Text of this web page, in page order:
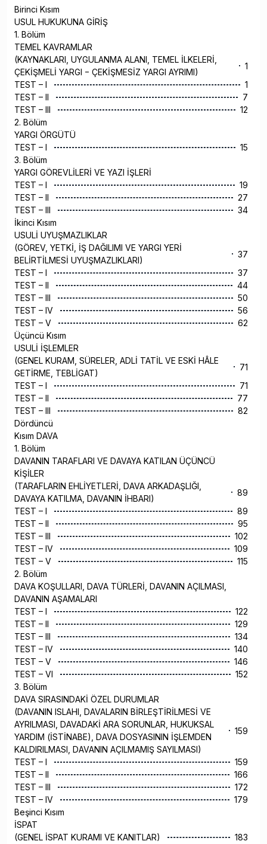
Birinci Kısım
USUL HUKUKUNA GİRİŞ
1. Bölüm
TEMEL KAVRAMLAR
(KAYNAKLARI, UYGULANMA ALANI, TEMEL İLKELERİ,
ÇEKİŞMELİ YARGI − ÇEKİŞMESİZ YARGI AYRIMI)
1
TEST – I
1
TEST – II
7
TEST – III
12
2. Bölüm
YARGI ÖRGÜTÜ
TEST – I
15
3. Bölüm
YARGI GÖREVLİLERİ VE YAZI İŞLERİ
TEST – I
19
TEST – II
27
TEST – III
34
İkinci Kısım
USULİ UYUŞMAZLIKLAR
(GÖREV, YETKİ, İŞ DAĞILIMI VE YARGI YERİ
BELİRTİLMESİ UYUŞMAZLIKLARI)
37
TEST – I
37
TEST – II
44
TEST – III
50
TEST – IV
56
TEST – V
62
Üçüncü Kısım
USULİ İŞLEMLER
(GENEL KURAM, SÜRELER, ADLİ TATİL VE ESKİ HÂLE
GETİRME, TEBLİGAT)
71
TEST – I
71
TEST – II
77
TEST – III
82
Dördüncü
Kısım DAVA
1. Bölüm
DAVANIN TARAFLARI VE DAVAYA KATILAN ÜÇÜNCÜ
KİŞİLER
(TARAFLARIN EHLİYETLERİ, DAVA ARKADAŞLIĞI,
DAVAYA KATILMA, DAVANIN İHBARI)
89
TEST – I
89
TEST – II
95
TEST – III
102
TEST – IV
109
TEST – V
115
2. Bölüm
DAVA KOŞULLARI, DAVA TÜRLERİ, DAVANIN AÇILMASI,
DAVANIN AŞAMALARI
TEST – I
122
TEST – II
129
TEST – III
134
TEST – IV
140
TEST – V
146
TEST – VI
152
3. Bölüm
DAVA SIRASINDAKİ ÖZEL DURUMLAR
(DAVANIN ISLAHI, DAVALARIN BİRLEŞTİRİLMESİ VE
AYRILMASI, DAVADAKİ ARA SORUNLAR, HUKUKSAL
YARDIM (İSTİNABE), DAVA DOSYASININ İŞLEMDEN
KALDIRILMASI, DAVANIN AÇILMAMIŞ SAYILMASI)
159
TEST – I
159
TEST – II
166
TEST – III
172
TEST – IV
179
Beşinci Kısım
İSPAT
(GENEL İSPAT KURAMI VE KANITLAR)
183